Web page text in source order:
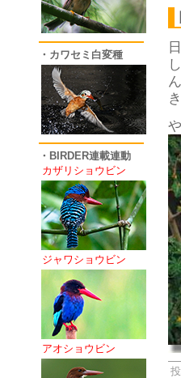
・カワセミ白変種
・BIRDER連載連動
カザリショウビン
ジャワショウビン
アオショウビン